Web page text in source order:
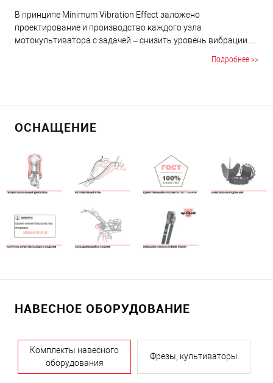
В принципе Minimum Vibration Effect заложено
проектирование и производство каждого узла
мотокультиватора с задачей – снизить уровень вибрации
на руки оператора благодаря специальным
ручки сцепления меняется плечо и когда вы держите
сцепление нажатым, нагрузки на запястье практически нет.
Подробнее >>
ОСНАЩЕНИЕ
НАВЕСНОЕ ОБОРУДОВАНИЕ
Комплекты навесного
оборудования
Фрезы, культиваторы